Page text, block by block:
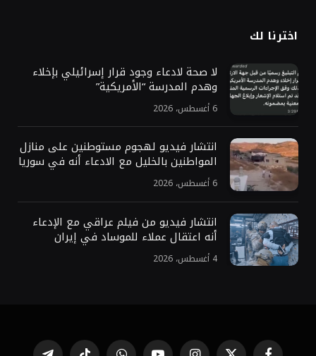
اخترنا لك
لا صحة لادعاء وجود قرار إسرائيلي بإخلاء
وهدم المدرسة “الأمريكية”
6 أغسطس، 2026
انتشار فيديو لهجوم مستوطنين على منازل
المواطنين بالخليل مع الادعاء أنه في سوريا
6 أغسطس، 2026
انتشار فيديو من فيلم عراقي مع الإدعاء
أنه اعتقال عملاء للموساد في إيران
4 أغسطس، 2026